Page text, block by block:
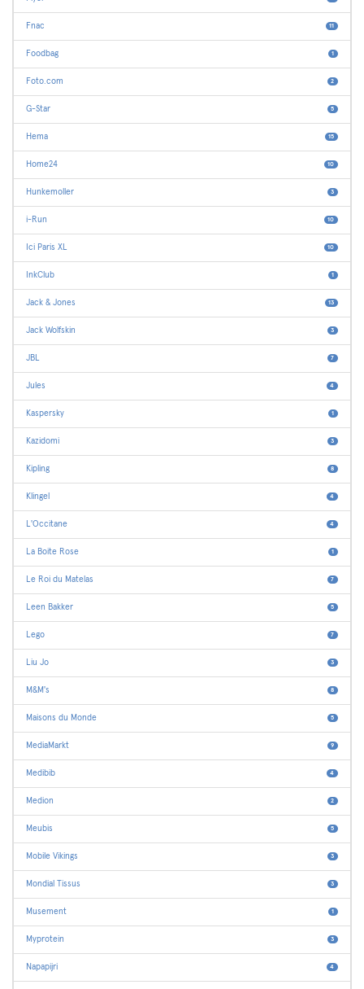
Fnac 11
Foodbag 1
Foto.com 2
G-Star 5
Hema 15
Home24 10
Hunkemoller 3
i-Run 10
Ici Paris XL 10
InkClub 1
Jack & Jones 13
Jack Wolfskin 3
JBL 7
Jules 4
Kaspersky 1
Kazidomi 3
Kipling 8
Klingel 4
L'Occitane 4
La Boite Rose 1
Le Roi du Matelas 7
Leen Bakker 5
Lego 7
Liu Jo 3
M&M's 8
Maisons du Monde 5
MediaMarkt 9
Medibib 4
Medion 2
Meubis 5
Mobile Vikings 3
Mondial Tissus 3
Musement 1
Myprotein 3
Napapijri 4